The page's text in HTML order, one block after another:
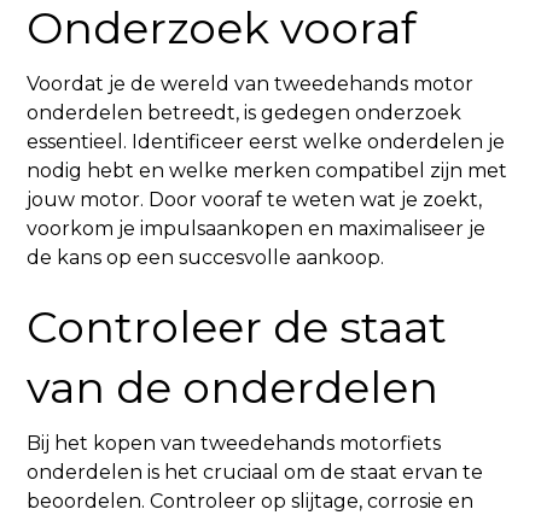
Onderzoek vooraf
Voordat je de wereld van tweedehands motor
onderdelen betreedt, is gedegen onderzoek
essentieel. Identificeer eerst welke onderdelen je
nodig hebt en welke merken compatibel zijn met
jouw motor. Door vooraf te weten wat je zoekt,
voorkom je impulsaankopen en maximaliseer je
de kans op een succesvolle aankoop.
Controleer de staat
van de onderdelen
Bij het kopen van tweedehands motorfiets
onderdelen is het cruciaal om de staat ervan te
beoordelen. Controleer op slijtage, corrosie en